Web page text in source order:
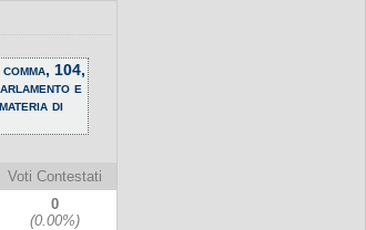
104,
e
di
Voti Contestati
0
(0.00%)